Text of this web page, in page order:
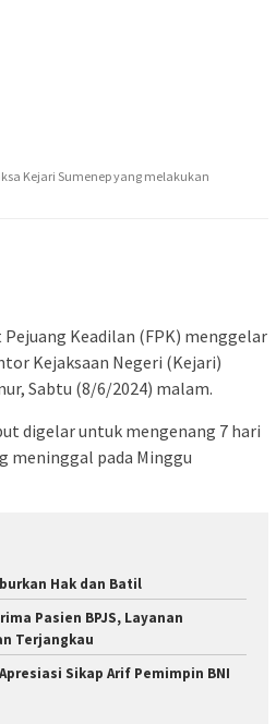
Kejari Sumenep yang melakukan
Pejuang Keadilan (FPK) menggelar
Kejaksaan Negeri (Kejari)
Sabtu (8/6/2024) malam.
digelar untuk mengenang 7 hari
meninggal pada Minggu
Hak dan Batil
Pasien BPJS, Layanan
Terjangkau
Sikap Arif Pemimpin BNI